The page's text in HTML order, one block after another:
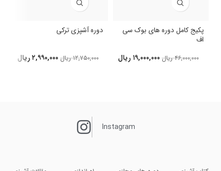
پکیج کامل دوره های بوک سی
اف
۴۶,۰۰۰,۰۰۰ ریال ۱۹,۰۰۰,۰۰۰ ریال
دوره آشپزی ترکی
۱۲,۷۵۰,۰۰۰ ریال ۲,۹۹۰,۰۰۰ریال
Instagram